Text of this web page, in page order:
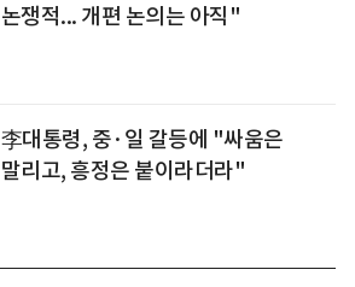
논쟁적... 개편 논의는 아직"
李대통령, 중·일 갈등에 "싸움은
말리고, 흥정은 붙이라더라"